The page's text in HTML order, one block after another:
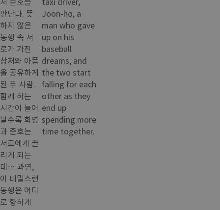
만난다. 뜻
하지 않은
동행 속 서
로가 가진
상처와 아픔
을 공유하게
된 두 사람.
함께 하는
시간이 늘어
날수록 희영
과 준호는
서로에게 끌
리게 되는
데… 과연,
이 비밀스런
동행은 어디
로 향하게
Joon-ho, a
man who gave
up on his
baseball
dreams, and
the two start
falling for each
other as they
end up
spending more
time together.